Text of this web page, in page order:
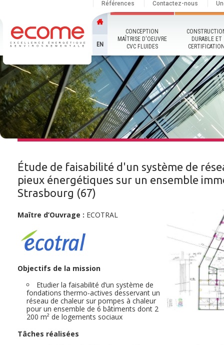
Références Contactez-nous
EN
CONCEPTION
MAÎTRISE D'OEUVRE
CVC FLUIDES
DURABLE ET
Étude de faisabilité d'un système de
pieux énergétiques sur un ensemble
Strasbourg (67)
Maître d’Ouvrage : ECOTRAL
Objectifs de la mission
Etudier la faisabilité d’un système de
fondations thermo-actives desservant un
réseau de chaleur sur pompes à chaleur
pour un ensemble de 6 bâtiments dont 2
200 m² de logements sociaux
Tâches réalisées